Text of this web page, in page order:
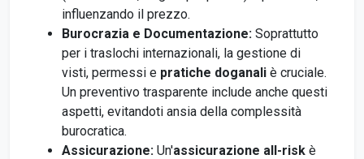
influenzando il prezzo.
Burocrazia e Documentazione: Soprattutto
per i traslochi internazionali, la gestione di
visti, permessi e pratiche doganali è cruciale.
Un preventivo trasparente include anche questi
aspetti, evitandoti ansia della complessità
burocratica.
Assicurazione: Un'assicurazione all-risk è